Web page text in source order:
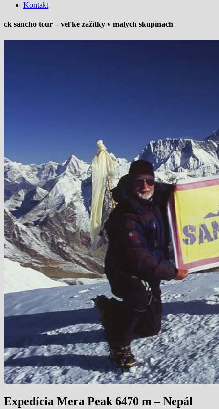
Kontakt
ck sancho tour – veľké zážitky v malých skupinách
Expedícia Mera Peak 6470 m – Nepál